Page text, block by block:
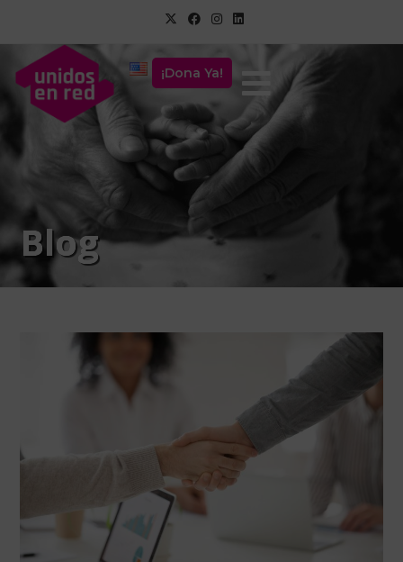
¡Dona Ya!
Blog